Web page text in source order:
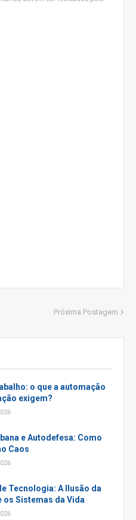
Próxima Postagem
o que a automação
exigem?
e Autodefesa: Como
Caos
Tecnologia: A Ilusão da
os Sistemas da Vida